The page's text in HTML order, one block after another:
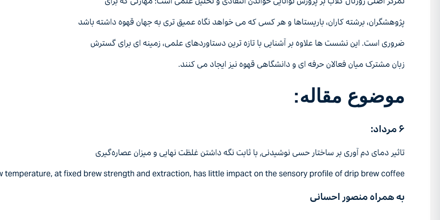
ﭘﮋوﻫﺸﮕﺮان، ﺑﺮﺷﺘﻪ ﮐﺎران، ﺑﺎرﯾﺴﺘﺎﻫﺎ و ﻫﺮ ﮐﺴﯽ ﮐﻪ ﻣﯽ ﺧﻮاﻫﺪ ﻧﮕﺎه ﻋﻤﯿﻖ ﺗﺮی ﺑﻪ ﺟﻬﺎن ﻗﻬﻮه داﺷﺘﻪ ﺑﺎﺷﺪ
ﺿﺮوری اﺳﺖ. اﯾﻦ ﻧﺸﺴﺖ ﻫﺎ ﻋﻼوه ﺑﺮ آﺷﻨﺎﯾﯽ ﺑﺎ ﺗﺎزه ﺗﺮﯾﻦ دﺳﺘﺎوردﻫﺎی ﻋﻠﻤﯽ، زﻣﯿﻨﻪ ای ﺑﺮای ﮔﺴﺘﺮش
زﺑﺎن ﻣﺸﺘﺮک ﻣﯿﺎن ﻓﻌﺎﻻن ﺣﺮﻓﻪ ای و داﻧﺸﮕﺎﻫﯽ ﻗﻬﻮه ﻧﯿﺰ اﯾﺠﺎد ﻣﯽ ﮐﻨﻨﺪ.
موضوع مقاله:
۶ مرداد:
تاثیر دمای دم آوری بر ساختار حسی نوشیدنی٬ با ثابت نگه داشتن غلظت نهایی و میزان عصاره‌گیری
temperature, at fixed brew strength and extraction, has little impact on the sensory profile of drip brew coffee
به همراه منصور احسانی